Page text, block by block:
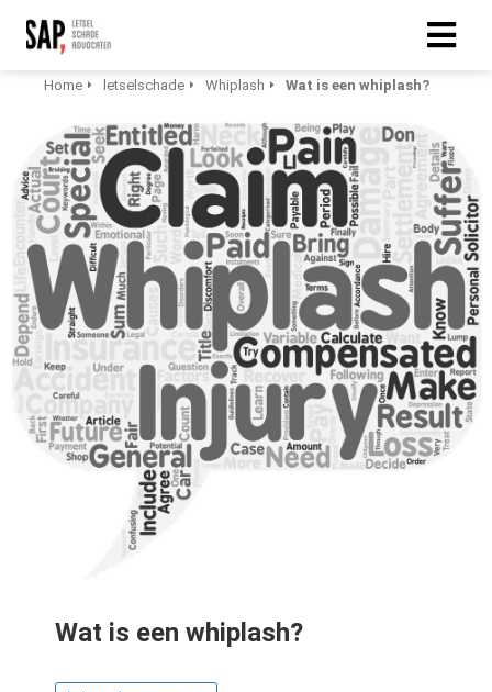
Home letselschade Whiplash Wat is een whiplash?
Wat is een whiplash?